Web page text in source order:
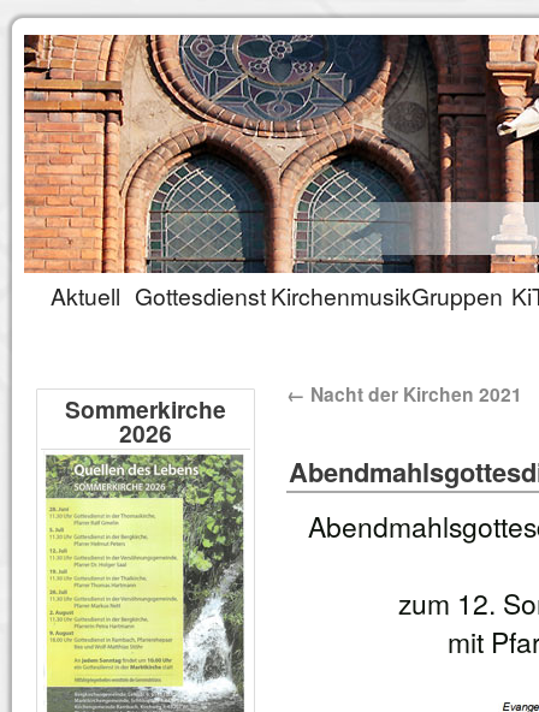
Aktuell GottesdienstKirchenmusikGruppen
← Nacht der Kirchen 2021
zum 12.
mit
Sommerkirche
2026